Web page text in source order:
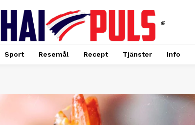
©
Sport Resemål Recept Tjänster Info